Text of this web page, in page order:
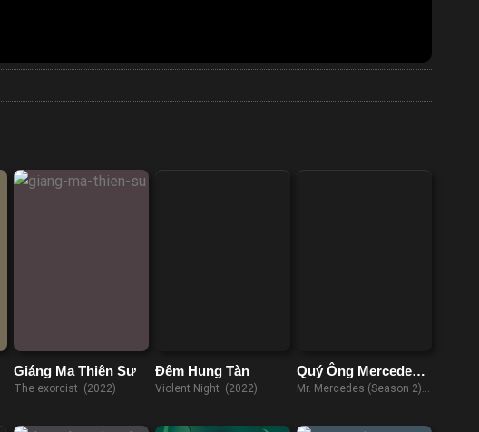
Giáng Ma Thiên Sư
The exorcist (2022)
Đêm Hung Tàn
Violent Night (2022)
Quý Ông Mercedes
(Phần 2)
Mr. Mercedes (Season 2)